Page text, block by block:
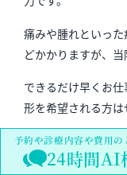
予約や診療内容や費用の
24時間AI
痛みや腫れといっ
どかかりますが、当
できるだけ早くお
形を希望される方は